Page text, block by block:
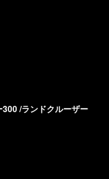
/ランドクルーザー